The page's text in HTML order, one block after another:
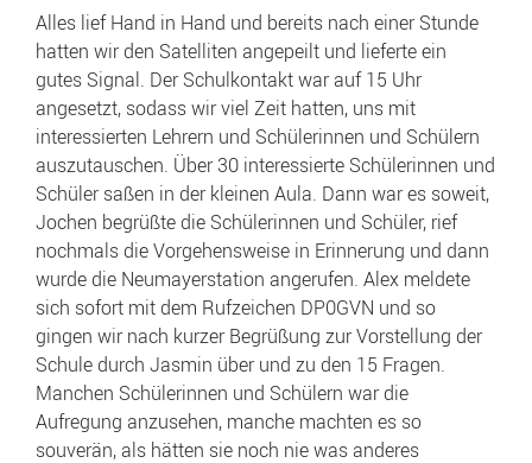
Alles lief Hand in Hand und bereits nach einer Stunde
hatten wir den Satelliten angepeilt und lieferte ein
gutes Signal. Der Schulkontakt war auf 15 Uhr
angesetzt, sodass wir viel Zeit hatten, uns mit
interessierten Lehrern und Schülerinnen und Schülern
auszutauschen. Über 30 interessierte Schülerinnen und
Schüler saßen in der kleinen Aula. Dann war es soweit,
Jochen begrüßte die Schülerinnen und Schüler, rief
nochmals die Vorgehensweise in Erinnerung und dann
wurde die Neumayerstation angerufen. Alex meldete
sich sofort mit dem Rufzeichen DP0GVN und so
gingen wir nach kurzer Begrüßung zur Vorstellung der
Schule durch Jasmin über und zu den 15 Fragen.
Manchen Schülerinnen und Schülern war die
Aufregung anzusehen, manche machten es so
souverän, als hätten sie noch nie was anderes